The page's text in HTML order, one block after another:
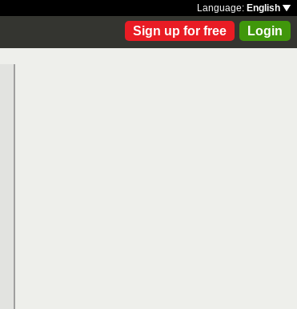
Language: English
Sign up for free Login